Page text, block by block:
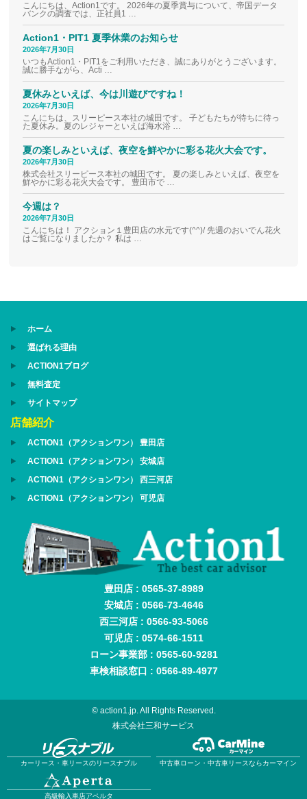
こんにちは、Action1です。 2026年の夏季賞与について、帝国データ
バンクの調査では、正社員1 …
Action1・PIT1 夏季休業のお知らせ
2026年7月30日
いつもAction1・PIT1をご利用いただき、誠にありがとうございます。
誠に勝手ながら、Acti …
夏休みといえば、今は川遊びですね！
2026年7月30日
こんにちは、スリーピース本社の城田です。 子どもたちが待ちに待っ
た夏休み。夏のレジャーといえば海水浴 …
夏の楽しみといえば、夜空を鮮やかに彩る花火大会です。
2026年7月30日
株式会社スリーピース本社の城田です。 夏の楽しみといえば、夜空を
鮮やかに彩る花火大会です。 豊田市で …
今週は？
2026年7月30日
こんにちは！ アクション１豊田店の水元です(^^)/ 先週のおいでん花火
はご覧になりましたか？ 私は …
ホーム
選ばれる理由
ACTION1ブログ
無料査定
サイトマップ
店舗紹介
ACTION1（アクションワン） 豊田店
ACTION1（アクションワン） 安城店
ACTION1（アクションワン） 西三河店
ACTION1（アクションワン） 可児店
豊田店 : 0565-37-8989
安城店 : 0566-73-4646
西三河店 : 0566-93-5066
可児店 : 0574-66-1511
ローン事業部 : 0565-60-9281
車検相談窓口 : 0566-89-4977
© action1.jp. All Rights Reserved.
株式会社三和サービス
カーリース・車リースのリースナブル 中古車ローン・中古車リースならカーマイン
高級輸入車店アペルタ